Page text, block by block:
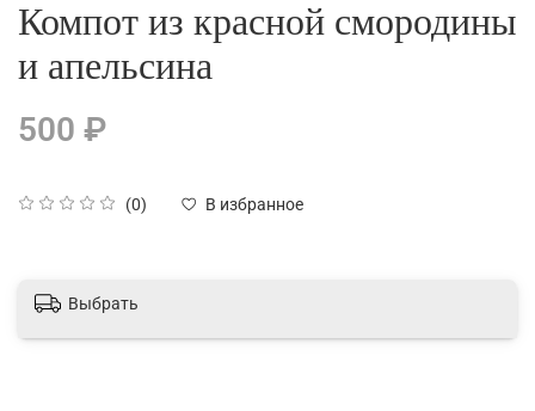
Компот из красной смородины
и апельсина
(0) В избранное
500 ₽
Выбрать